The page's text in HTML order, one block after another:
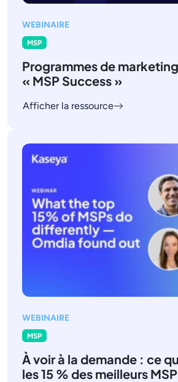
WEBINAIRE
MSP
Programmes de
« MSP Success »
Afficher la ressource
WEBINAIRE
MSP
À voir à la demande : ce
les 15 % des meilleurs MSP